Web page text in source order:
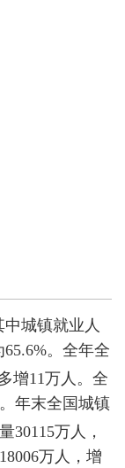
城镇就业人
。全年全
增11万人。全
年末全国城镇
30115万人，
万人，增